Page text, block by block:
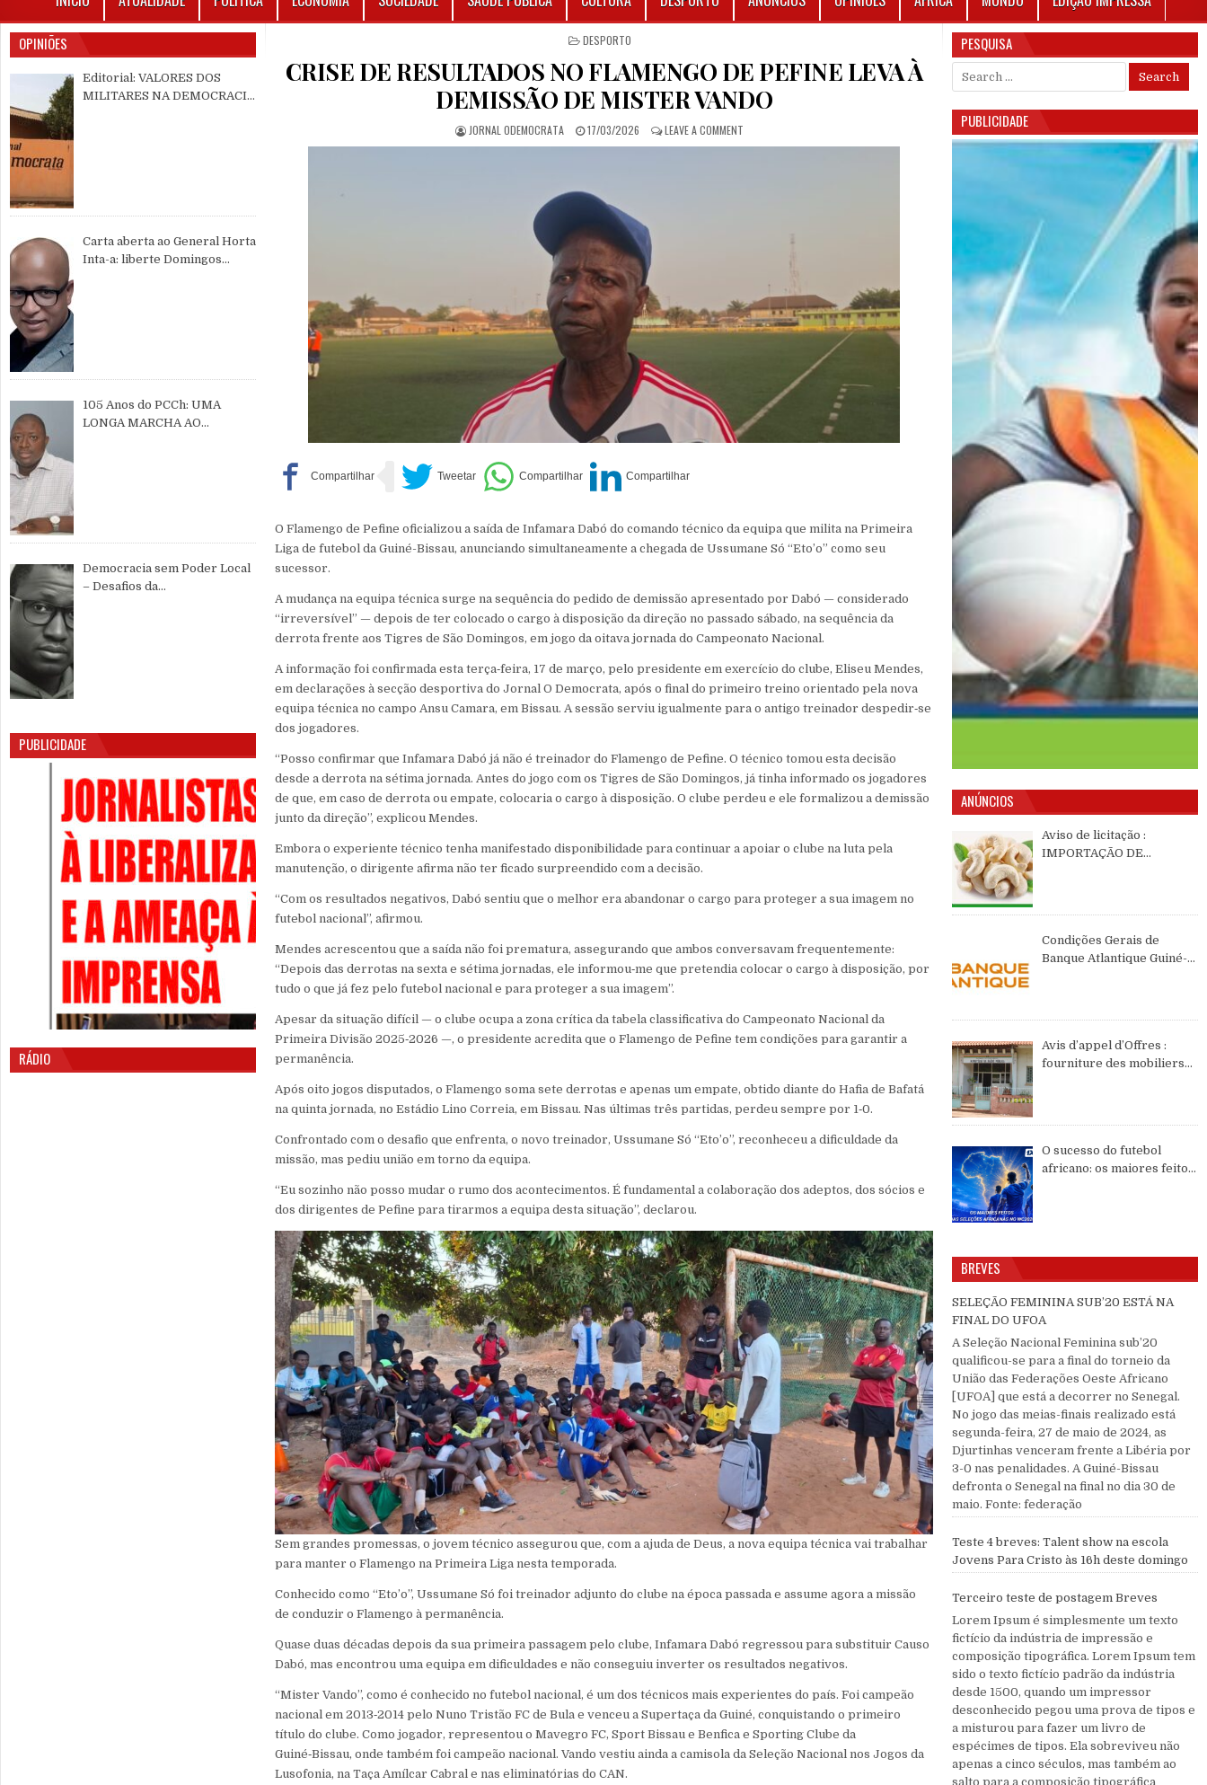
POSTED IN
DESPORTO
CRISE DE RESULTADOS NO FLAMENGO DE PEFINE LEVA À
DEMISSÃO DE MISTER VANDO
AUTHOR:
JORNAL ODEMOCRATA PUBLISHED DATE:
17/03/2026 LEAVE A COMMENT ON CRISE DE RESULTADOS NO FLAMENGO DE PEFINE LEVA À DEMISSÃO DE MISTER VANDO
O Flamengo de Pefine oficializou a saída de Infamara Dabó do comando técnico da equipa que milita na Primeira
Liga de futebol da Guiné-Bissau, anunciando simultaneamente a chegada de Ussumane Só “Eto’o” como seu
sucessor.
A mudança na equipa técnica surge na sequência do pedido de demissão apresentado por Dabó — considerado
“irreversível” — depois de ter colocado o cargo à disposição da direção no passado sábado, na sequência da
derrota frente aos Tigres de São Domingos, em jogo da oitava jornada do Campeonato Nacional.
A informação foi confirmada esta terça‑feira, 17 de março, pelo presidente em exercício do clube, Eliseu Mendes,
em declarações à secção desportiva do Jornal O Democrata, após o final do primeiro treino orientado pela nova
equipa técnica no campo Ansu Camara, em Bissau. A sessão serviu igualmente para o antigo treinador despedir‑se
dos jogadores.
“Posso confirmar que Infamara Dabó já não é treinador do Flamengo de Pefine. O técnico tomou esta decisão
desde a derrota na sétima jornada. Antes do jogo com os Tigres de São Domingos, já tinha informado os jogadores
de que, em caso de derrota ou empate, colocaria o cargo à disposição. O clube perdeu e ele formalizou a demissão
junto da direção”, explicou Mendes.
Embora o experiente técnico tenha manifestado disponibilidade para continuar a apoiar o clube na luta pela
manutenção, o dirigente afirma não ter ficado surpreendido com a decisão.
“Com os resultados negativos, Dabó sentiu que o melhor era abandonar o cargo para proteger a sua imagem no
futebol nacional”, afirmou.
Mendes acrescentou que a saída não foi prematura, assegurando que ambos conversavam frequentemente:
“Depois das derrotas na sexta e sétima jornadas, ele informou‑me que pretendia colocar o cargo à disposição, por
tudo o que já fez pelo futebol nacional e para proteger a sua imagem”.
Apesar da situação difícil — o clube ocupa a zona crítica da tabela classificativa do Campeonato Nacional da
Primeira Divisão 2025‑2026 —, o presidente acredita que o Flamengo de Pefine tem condições para garantir a
permanência.
Após oito jogos disputados, o Flamengo soma sete derrotas e apenas um empate, obtido diante do Hafia de Bafatá
na quinta jornada, no Estádio Lino Correia, em Bissau. Nas últimas três partidas, perdeu sempre por 1‑0.
Confrontado com o desafio que enfrenta, o novo treinador, Ussumane Só “Eto’o”, reconheceu a dificuldade da
missão, mas pediu união em torno da equipa.
“Eu sozinho não posso mudar o rumo dos acontecimentos. É fundamental a colaboração dos adeptos, dos sócios e
dos dirigentes de Pefine para tirarmos a equipa desta situação”, declarou.
Sem grandes promessas, o jovem técnico assegurou que, com a ajuda de Deus, a nova equipa técnica vai trabalhar
para manter o Flamengo na Primeira Liga nesta temporada.
Conhecido como “Eto’o”, Ussumane Só foi treinador adjunto do clube na época passada e assume agora a missão
de conduzir o Flamengo à permanência.
Quase duas décadas depois da sua primeira passagem pelo clube, Infamara Dabó regressou para substituir Causo
Dabó, mas encontrou uma equipa em dificuldades e não conseguiu inverter os resultados negativos.
“Mister Vando”, como é conhecido no futebol nacional, é um dos técnicos mais experientes do país. Foi campeão
nacional em 2013‑2014 pelo Nuno Tristão FC de Bula e venceu a Supertaça da Guiné, conquistando o primeiro
título do clube. Como jogador, representou o Mavegro FC, Sport Bissau e Benfica e Sporting Clube da
Guiné‑Bissau, onde também foi campeão nacional. Vando vestiu ainda a camisola da Seleção Nacional nos Jogos da
Lusofonia, na Taça Amílcar Cabral e nas eliminatórias do CAN.
OPINIÕES
Editorial: VALORES DOS
MILITARES NA DEMOCRACIA
Carta aberta ao General Horta
Inta-a: liberte Domingos
105 Anos do PCCh: UMA
LONGA MARCHA AO
Democracia sem Poder Local
– Desafios da
PUBLICIDADE
RÁDIO
PESQUISA
Search for:
PUBLICIDADE
ANÚNCIOS
Aviso de licitação :
IMPORTAÇÃO DE
Condições Gerais de
Banque Atlantique Guiné-
Avis d’appel d’Offres :
fourniture des mobiliers
O sucesso do futebol
africano: os maiores feitos
BREVES
SELEÇÃO FEMININA SUB’20 ESTÁ NA
FINAL DO UFOA
A Seleção Nacional Feminina sub’20
qualificou-se para a final do torneio da
União das Federações Oeste Africano
[UFOA] que está a decorrer no Senegal.
No jogo das meias-finais realizado está
segunda-feira, 27 de maio de 2024, as
Djurtinhas venceram frente a Libéria por
3-0 nas penalidades. A Guiné-Bissau
defronta o Senegal na final no dia 30 de
maio. Fonte: federação
Teste 4 breves: Talent show na escola
Jovens Para Cristo às 16h deste domingo
Terceiro teste de postagem Breves
Lorem Ipsum é simplesmente um texto
fictício da indústria de impressão e
composição tipográfica. Lorem Ipsum tem
sido o texto fictício padrão da indústria
desde 1500, quando um impressor
desconhecido pegou uma prova de tipos e
a misturou para fazer um livro de
espécimes de tipos. Ela sobreviveu não
apenas a cinco séculos, mas também ao
salto para a composição tipográfica